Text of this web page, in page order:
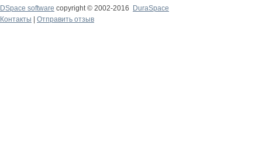
DSpace software copyright © 2002-2016
DuraSpace
Контакты
Отправить отзыв